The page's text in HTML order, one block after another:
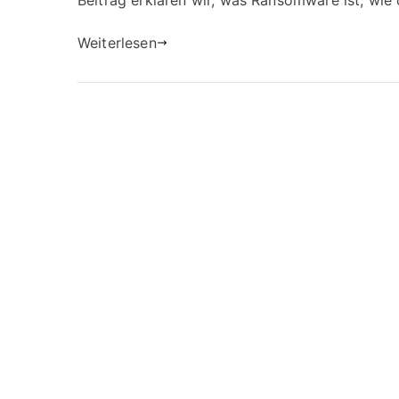
Weiterlesen